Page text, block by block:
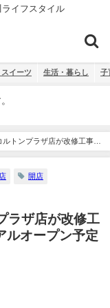
イフスタイル
イーツ 生活・暮らし 子
トンプラザ店が改修工事で
開店
ラザ店が改修工
ルオープン予定